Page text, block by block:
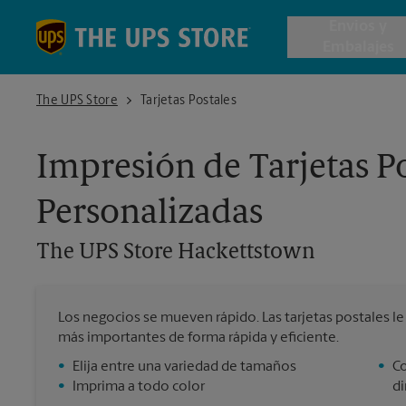
Cajas de
Todos
The UPS Store
The UPS Store Hackettstown
Tarjetas Postales
Impresión de Tarjetas
Personalizadas
The UPS Store Hackettstown
Los negocios se mueven rápido. Las tarjetas postales
más importantes de forma rápida y eficiente.
•
Elija entre una variedad de tamaños
•
Imprima a todo color
•